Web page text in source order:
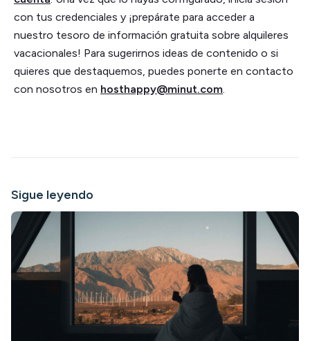
con tus credenciales y ¡prepárate para acceder a
nuestro tesoro de información gratuita sobre alquileres
vacacionales! Para sugerirnos ideas de contenido o si
quieres que destaquemos, puedes ponerte en contacto
con nosotros en hosthappy@minut.com
Sigue leyendo